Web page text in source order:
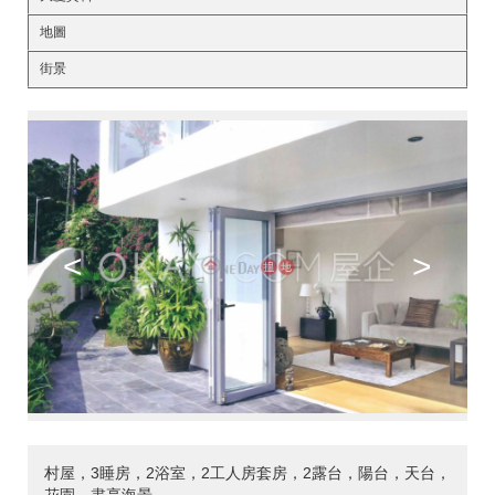
地圖
街景
< >
村屋，3睡房，2浴室，2工人房套房，2露台，陽台，天台，